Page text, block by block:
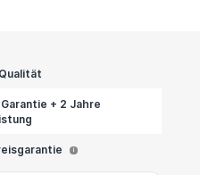
Garantie + 2 Jahre
i